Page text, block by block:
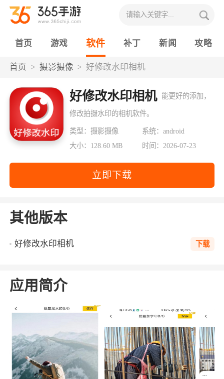
首页 游戏 软件 补丁 新闻 攻略
首页 摄影摄像 好修改水印相机
好修改水印相机 能更好的添加，
修改拍摄水印的相机软件。
类型：摄影摄像
系统：android
大小：128.60 MB
时间：2026-07-23
立即下载
其他版本
好修改水印相机 下载
应用简介